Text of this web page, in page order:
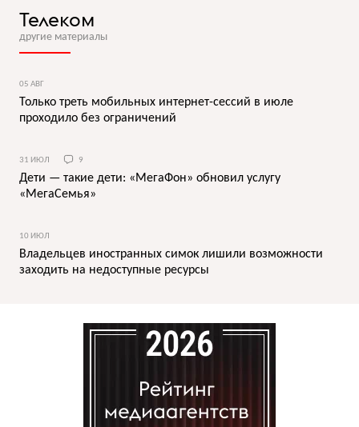
Телеком
другие материалы
05 АВГ
Только треть мобильных интернет-сессий в июле
проходило без ограничений
31 ИЮЛ 9
Дети — такие дети: «МегаФон» обновил услугу
«МегаСемья»
10 ИЮЛ
Владельцев иностранных симок лишили возможности
заходить на недоступные ресурсы